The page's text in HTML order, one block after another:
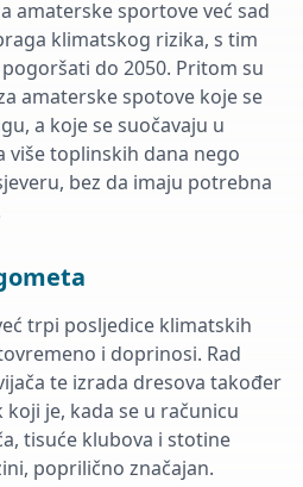
amaterske sportove već sad
klimatskog rizika, s tim
do 2050. Pritom su
amaterske spotove koje se
a koje se suočavaju u
više toplinskih dana nego
bez da imaju potrebna
trpi posljedice klimatskih
i doprinosi. Rad
te izrada dresova također
je, kada se u računicu
tisuće klubova i stotine
poprilično značajan.